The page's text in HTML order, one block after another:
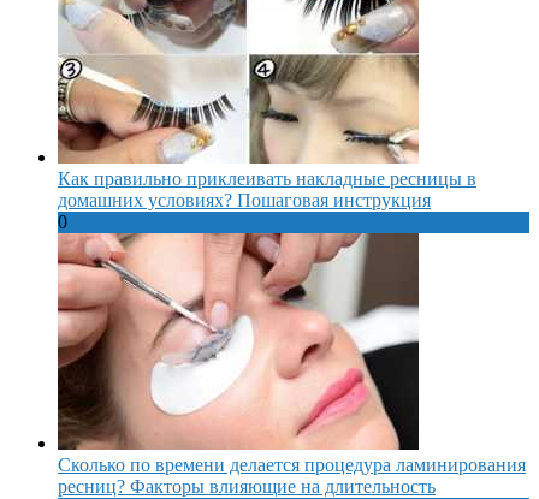
Как правильно приклеивать накладные ресницы в
домашних условиях? Пошаговая инструкция
0
Сколько по времени делается процедура ламинирования
ресниц? Факторы влияющие на длительность